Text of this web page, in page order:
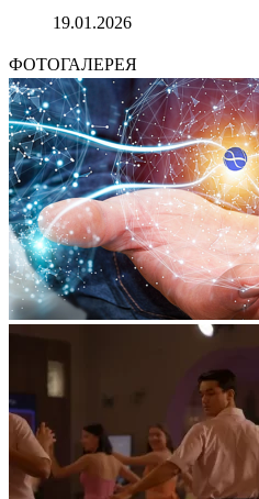
19.01.2026
ФОТОГАЛЕРЕЯ